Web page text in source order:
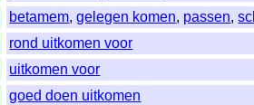
betamem,gelegen komen, passen,
rond uitkomen voor
uitkomen voor
goed doen uitkomen